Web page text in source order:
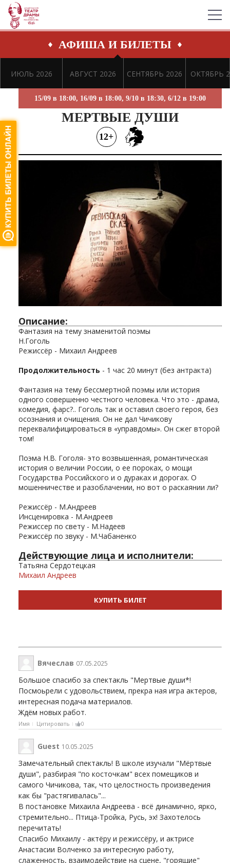
АФИША И БИЛЕТЫ
ИЮЛЬ 2026 АВГУСТ 2026 СЕНТЯБРЬ 2026 ОКТЯБРЬ
15/09 в 18:00, 16/09 в 18:00, 9/10 в 18:30, 6/12 в 19:00
МЕРТВЫЕ ДУШИ
12+
Описание:
Фантазия на тему знаменитой поэмы
Н.Гоголь
Режиссёр - Михаил Андреев
Продолжительность - 1 час 20 минут (без антракта)
Фантазия на тему бессмертной поэмы или история
одного совершенно честного человека. Что это - драма,
комедия, фарс?.. Гоголь так и оставил своего героя, без
осознания и очищения. Он не дал Чичикову
переквалифицироваться в «управдомы». Он сжег второй
том!
Поэма Н.В. Гоголя- это возвышенная, романтическая
история о величии России, о ее пороках, о мощи
Государства Российского и о дураках и дорогах. О
мошенничестве и разоблачении, но вот о раскаянии ли?
Режиссёр - М.Андреев
Инсценировка - М.Андреев
Режиссер по свету - М.Надеев
Режиссёр по звуку - М.Чабаненко
Действующие лица и исполнители:
Татьяна Сердотецкая
Михаил Андреев
КУПИТЬ БИЛЕТ
Вячеслав 07.05.2025
Большое спасибо за спектакль "Мертвые души*!
Посмоьрели с удовольствием, прекра ная игра актеров,
интересная подача материалов.
Ждём новых работ.
Имя Цитировать 0
Guest 10.05.2025
Замечательный спектакль! В школе изучали "Мёртвые
души", разбирая "по косточкам" всех помещиков и
самого Чичикова, так, что целостность произведения
как бы "растягивалась"...
В постановке Михаила Андреева - всё динамично, ярко,
стремительно... Птица-Тройка, Русь, эх! Захотелось
перечитать!
Спасибо Михаилу - актёру и режиссёру, и актрисе
Анастасии Волченко за интересную работу,
слаженность, взаимодействие на сцене, "горящие"